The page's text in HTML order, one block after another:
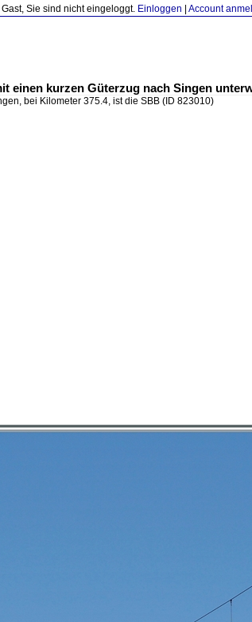
Gast, Sie sind nicht eingeloggt. Einloggen Account
einen kurzen Güterzug nach Singen
bei Kilometer 375.4, ist die SBB (ID 823010)